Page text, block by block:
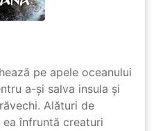
pe apele oceanului
a-și salva insula și
Alături de
ea înfruntă creaturi